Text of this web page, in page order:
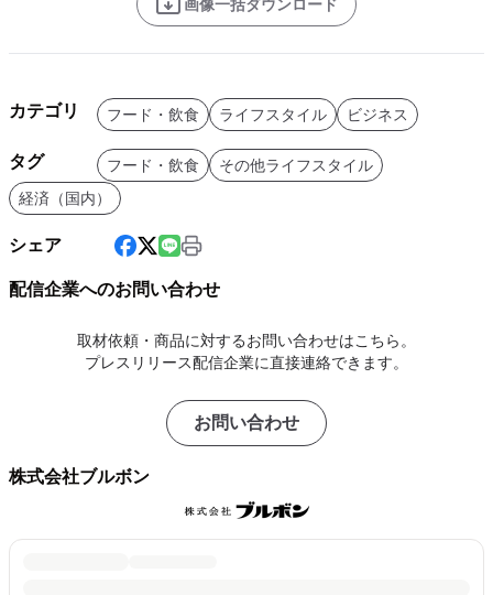
画像一括ダウンロード
カテゴリ フード・飲食 ライフスタイル ビジネス
タグ フード・飲食
その他ライフスタイル
経済（国内）
シェア
配信企業へのお問い合わせ
取材依頼・商品に対するお問い合わせはこちら。
プレスリリース配信企業に直接連絡できます。
お問い合わせ
株式会社ブルボン